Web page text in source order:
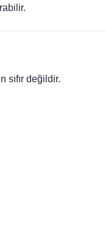
sıfır değildir.